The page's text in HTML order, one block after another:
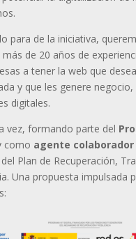
para de la iniciativa,
de 20 años de
a tener la web que
y que les genere
digitales.
vez, formando parte del
como agente colaborador
Plan de Recuperación,
Una propuesta impulsada